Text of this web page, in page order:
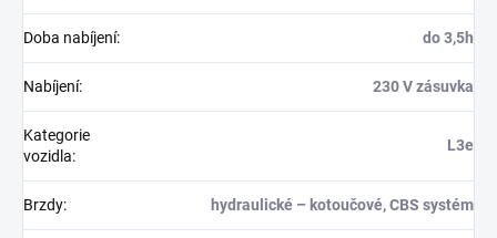
Doba nabíjení: do 3,5h
Nabíjení: 230 V zásuvka
Kategorie
vozidla:
L3e
Brzdy: hydraulické – kotoučové, CBS systém